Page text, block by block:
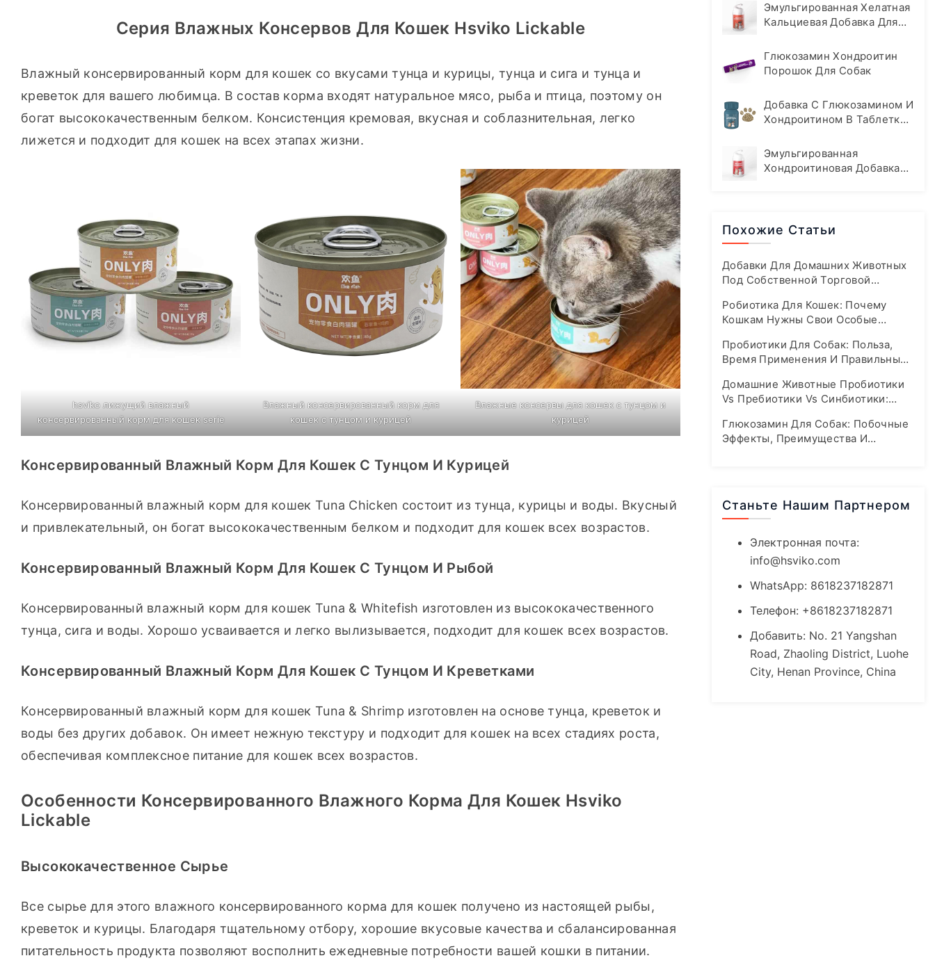
Серия Влажных Консервов Для Кошек Hsviko Lickable
Влажный консервированный корм для кошек со вкусами тунца и курицы, тунца и сига и тунца и
креветок для вашего любимца. В состав корма входят натуральное мясо, рыба и птица, поэтому он
богат высококачественным белком. Консистенция кремовая, вкусная и соблазнительная, легко
лижется и подходит для кошек на всех этапах жизни.
hsviko лижущий влажный
консервированный корм для кошек serie
Влажный консервированный корм для
кошек с тунцом и курицей
Влажные консервы для кошек с тунцом и
курицей
Консервированный Влажный Корм Для Кошек С Тунцом И Курицей
Консервированный влажный корм для кошек Tuna Chicken состоит из тунца, курицы и воды. Вкусный
и привлекательный, он богат высококачественным белком и подходит для кошек всех возрастов.
Консервированный Влажный Корм Для Кошек С Тунцом И Рыбой
Консервированный влажный корм для кошек Tuna & Whitefish изготовлен из высококачественного
тунца, сига и воды. Хорошо усваивается и легко вылизывается, подходит для кошек всех возрастов.
Консервированный Влажный Корм Для Кошек С Тунцом И Креветками
Консервированный влажный корм для кошек Tuna & Shrimp изготовлен на основе тунца, креветок и
воды без других добавок. Он имеет нежную текстуру и подходит для кошек на всех стадиях роста,
обеспечивая комплексное питание для кошек всех возрастов.
Особенности Консервированного Влажного Корма Для Кошек Hsviko
Lickable
Высококачественное Сырье
Все сырье для этого влажного консервированного корма для кошек получено из настоящей рыбы,
креветок и курицы. Благодаря тщательному отбору, хорошие вкусовые качества и сбалансированная
питательность продукта позволяют восполнить ежедневные потребности вашей кошки в питании.
Эмульгированная Хелатная
Кальциевая Добавка Для
Глюкозамин Хондроитин
Порошок Для Собак
Добавка С Глюкозамином И
Хондроитином В Таблетках
Эмульгированная
Хондроитиновая Добавка
Похожие Статьи
Добавки Для Домашних Животных
Под Собственной Торговой
Быстрому Выходу На Современный
Бурно Развивающийся Рынок
Робиотика Для Кошек: Почему
Кошкам Нужны Свои Особые
Пробиотики Для Собак: Польза,
Время Применения И Правильные
Домашние Животные Пробиотики
Vs Пребиотики Vs Синбиотики:
Кишечника
Глюкозамин Для Собак: Побочные
Эффекты, Преимущества И
Станьте Нашим Партнером
Электронная почта:
info@hsviko.com
WhatsApp: 8618237182871
Телефон: +8618237182871
Добавить: No. 21 Yangshan
Road, Zhaoling District, Luohe
City, Henan Province, China